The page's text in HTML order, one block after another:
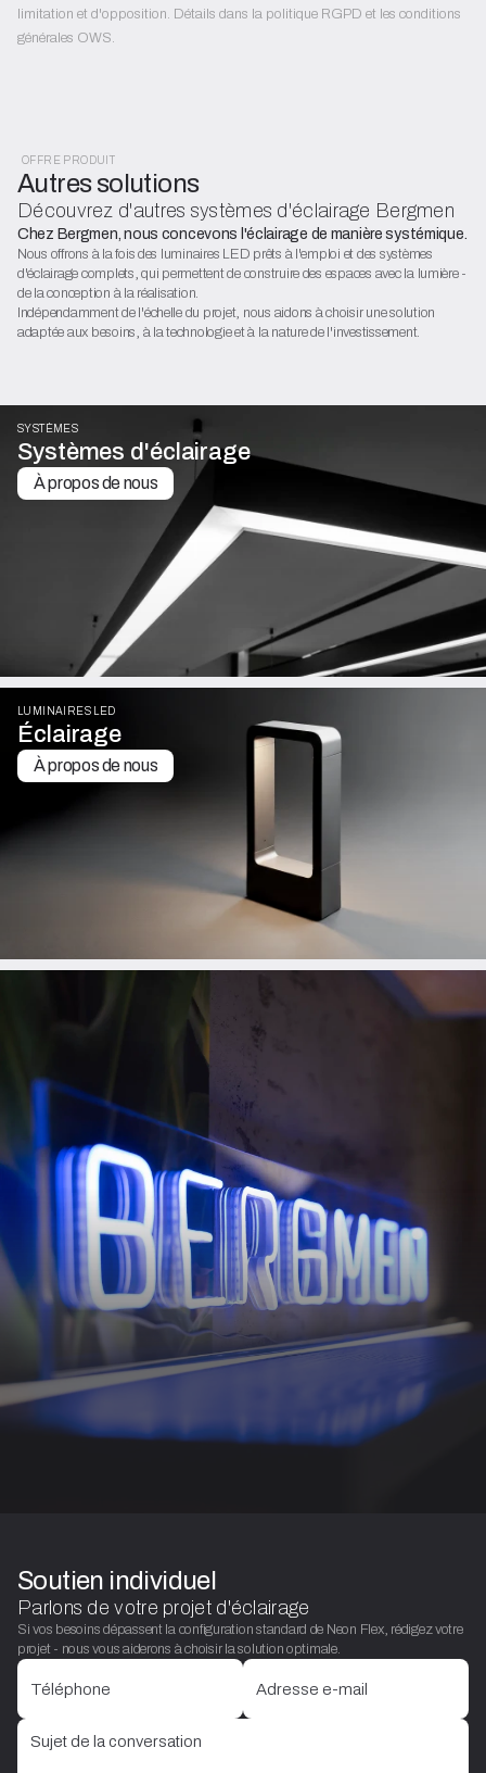
limitation et d'opposition. Détails dans la politique RGPD et les conditions
générales OWS.
OFFRE PRODUIT
Autres solutions
Découvrez d'autres systèmes d'éclairage Bergmen
Chez Bergmen, nous concevons l'éclairage de manière systémique.
Nous offrons à la fois des luminaires LED prêts à l'emploi et des systèmes
d'éclairage complets, qui permettent de construire des espaces avec la lumière -
de la conception à la réalisation.
Indépendamment de l'échelle du projet, nous aidons à choisir une solution
adaptée aux besoins, à la technologie et à la nature de l'investissement.
SYSTÈMES
Systèmes d'éclairage
À propos de nous
LUMINAIRES LED
Éclairage
À propos de nous
Soutien individuel
Parlons de votre projet d'éclairage
Si vos besoins dépassent la configuration standard de Neon Flex, rédigez votre
projet - nous vous aiderons à choisir la solution optimale.